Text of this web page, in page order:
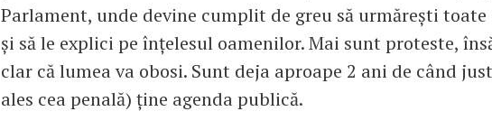
Parlament, unde devine cumplit de greu să urmărești toate
și să le explici pe înțelesul oamenilor. Mai sunt proteste,
clar că lumea va obosi. Sunt deja aproape 2 ani de când
ales cea penală) ține agenda publică.